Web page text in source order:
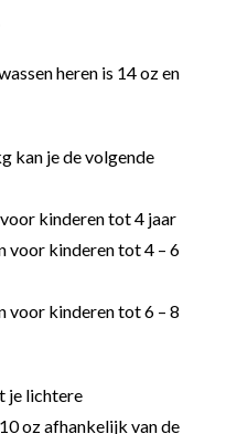
heren is 14 oz en
kan je de volgende
kinderen tot 4 jaar
voor kinderen tot 4 – 6
voor kinderen tot 6 – 8
je lichtere
oz afhankelijk van de